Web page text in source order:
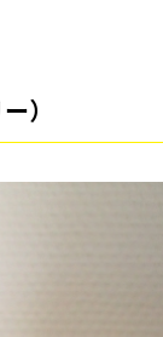
）